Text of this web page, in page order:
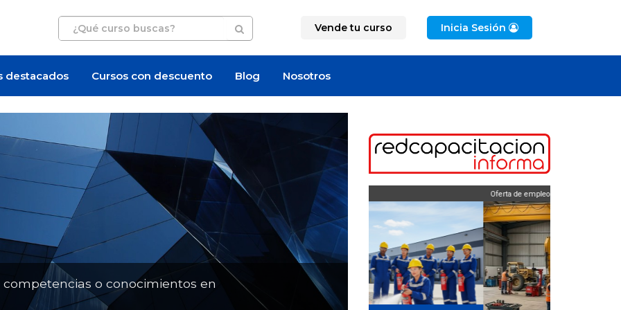
Vende tu curso Inicia Sesión
destacados Cursos con descuento Blog Nosotros
o conocimientos en
¿Cuánto cuesta un curso de